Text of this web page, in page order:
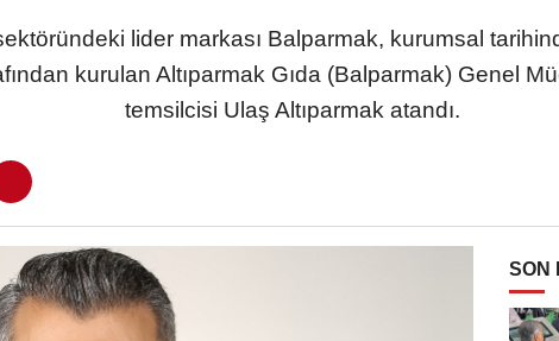
lider markası Balparmak, kurumsal
kurulan Altıparmak Gıda (Balparmak) Genel
temsilcisi Ulaş Altıparmak atandı.
SON